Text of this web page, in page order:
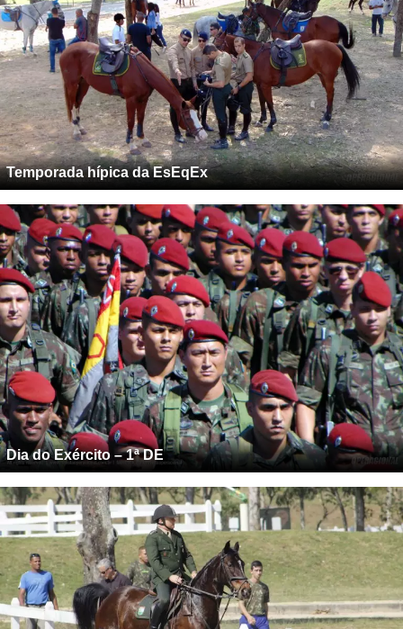
Temporada hípica da EsEqEx
Dia do Exército – 1ª DE